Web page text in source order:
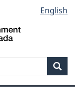
English